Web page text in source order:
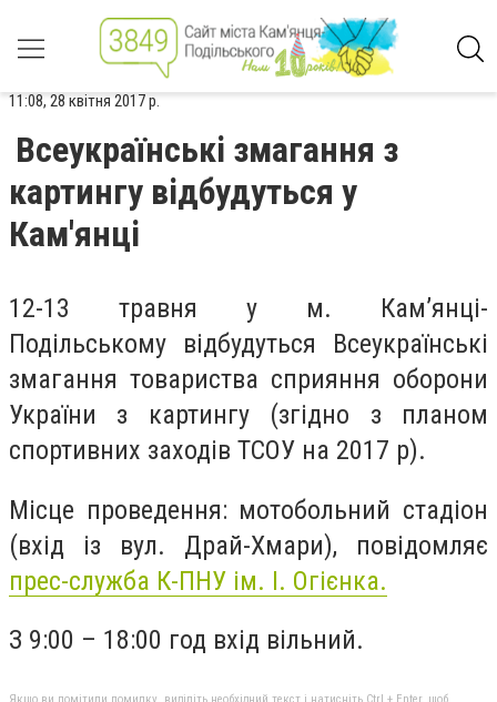
11:08, 28 квітня 2017 р.
Всеукраїнські змагання з
картингу відбудуться у
Кам'янці
12-13 травня у м. Кам’янці-
Подільському відбудуться Всеукраїнські
змагання товариства сприяння оборони
України з картингу (згідно з планом
спортивних заходів ТСОУ на 2017 р).
Місце проведення: мотобольний стадіон
(вхід із вул. Драй-Хмари), повідомляє
прес-служба К-ПНУ ім. І. Огієнка.
З 9:00 – 18:00 год вхід вільний.
Якщо ви помітили помилку, виділіть необхідний текст і натисніть Ctrl + Enter, щоб